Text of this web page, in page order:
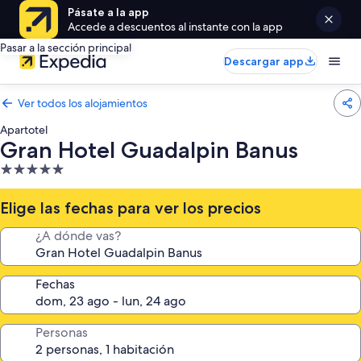
Pásate a la app
Accede a descuentos al instante con la app
Pasar a la sección principal
Descargar app
Ver todos los alojamientos
Apartotel
Gran Hotel Guadalpin Banus
Alojamiento
de
5.0 estrellas
Elige las fechas para ver los precios
¿A dónde vas?
Fechas
Personas